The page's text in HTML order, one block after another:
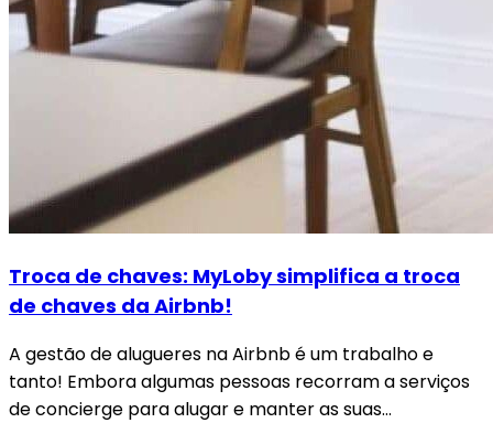
Troca de chaves: MyLoby simplifica a troca
de chaves da Airbnb!
A gestão de alugueres na Airbnb é um trabalho e
tanto! Embora algumas pessoas recorram a serviços
de concierge para alugar e manter as suas…